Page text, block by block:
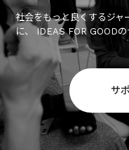
社会をもっと良くするジャ
に、 IDEAS FOR GOODの
サ